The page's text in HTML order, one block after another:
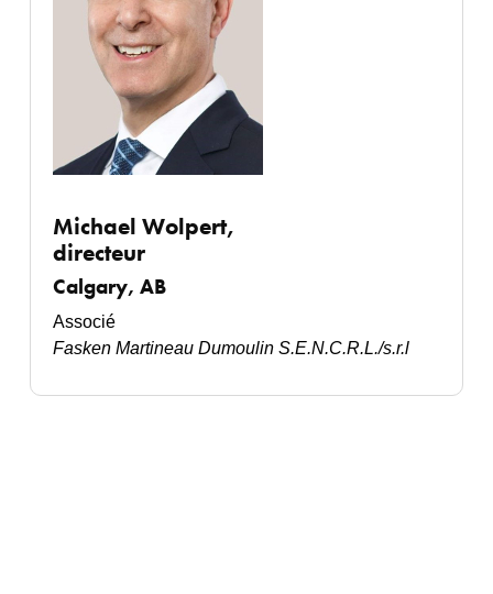
Michael Wolpert,
directeur
Calgary, AB
Associé
Fasken Martineau Dumoulin S.E.N.C.R.L./s.r.l